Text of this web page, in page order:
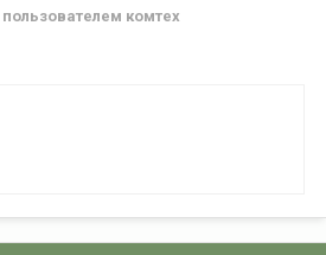
пользователем комтех